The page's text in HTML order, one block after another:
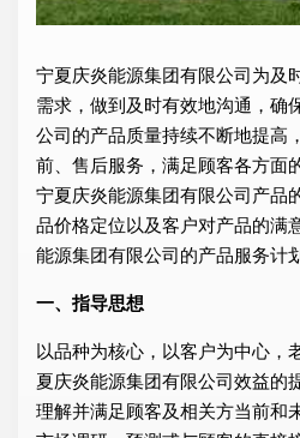
宁夏庆炎能源集团有限公司为及
需求，做到及时有效地沟通，确
公司的产品质量持续不断地提高
前、售后服务，满足顾客各方面
宁夏庆炎能源集团有限公司产品
品价格定位以及客户对产品的满
能源集团有限公司的产品服务计
一、指导思想
以品种为核心，以客户为中心，
夏庆炎能源集团有限公司效益的
理解并满足顾客及相关方当前和